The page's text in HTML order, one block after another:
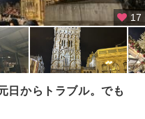
17
からトラブル。でも